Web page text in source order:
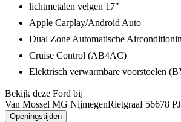
lichtmetalen velgen 17"
Apple Carplay/Android Auto
Dual Zone Automatische
Cruise Control (AB4AC)
Elektrisch verwarmbare voorstoelen
Bekijk deze Ford bij
Van Mossel MG NijmegenRietgraaf 56678
Openingstijden